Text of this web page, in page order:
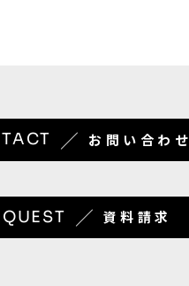
／ お問い合わせ
／ 資料請求